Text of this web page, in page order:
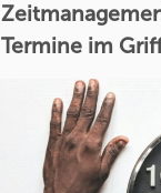
Termine im